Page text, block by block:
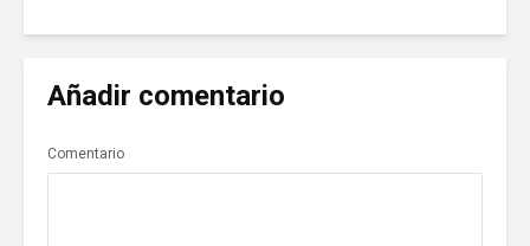
Añadir comentario
Comentario